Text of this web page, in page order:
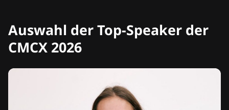
Auswahl der Top-Speaker der
CMCX 2026